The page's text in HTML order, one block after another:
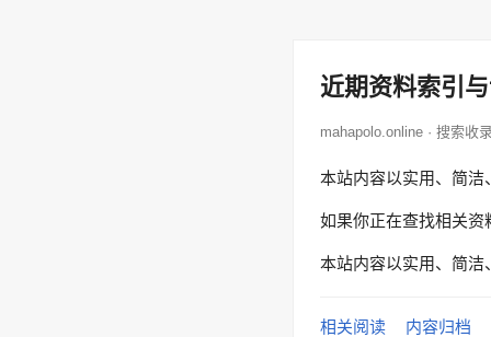
近期资料索引
mahapolo.online · 搜索收
本站内容以实用、简
如果你正在查找相关
本站内容以实用、简
相关阅读 内容归档